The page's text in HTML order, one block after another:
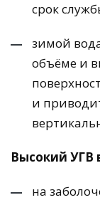
срок
зимой
объёме и
и
Высокий УГВ
на